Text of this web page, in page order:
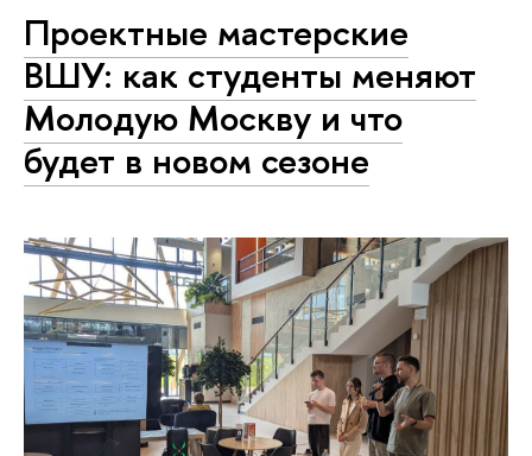
Проектные мастерские
ВШУ: как студенты меняют
Молодую Москву и что
будет в новом сезоне